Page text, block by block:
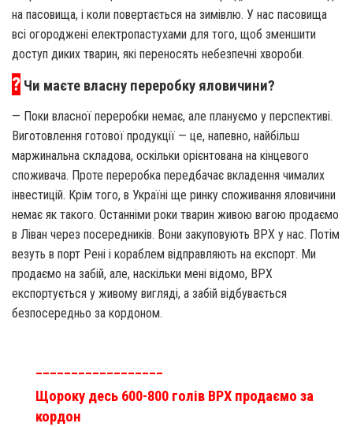
на пасовища, і коли повертається на зимівлю. У нас пасовища
всі огороджені електропастухами для того, щоб зменшити
доступ диких тварин, які переносять небезпечні хвороби.
? Чи маєте власну переробку яловичини?
— Поки власної переробки немає, але плануємо у перспективі.
Виготовлення готової продукції — це, напевно, найбільш
маржинальна складова, оскільки орієнтована на кінцевого
споживача. Проте переробка передбачає вкладення чималих
інвестицій. Крім того, в Україні ще ринку споживання яловичини
немає як такого. Останніми роки тварин живою вагою продаємо
в Ліван через посередників. Вони закуповують ВРХ у нас. Потім
везуть в порт Рені і кораблем відправляють на експорт. Ми
продаємо на забій, але, наскільки мені відомо, ВРХ
експортується у живому вигляді, а забій відбувається
безпосередньо за кордоном.
__________________
Щороку десь 600-800 голів ВРХ продаємо за
кордон